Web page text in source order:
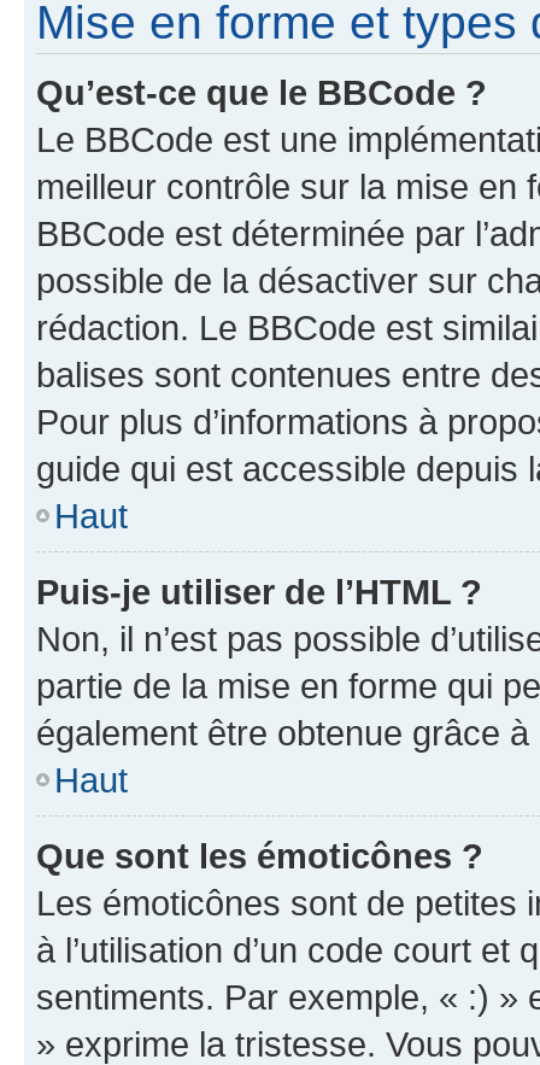
Mise en forme et types
Qu’est-ce que le BBCode ?
Le BBCode est une
meilleur contrôle sur la mise en
BBCode est déterminée par
possible de la désactiver sur
rédaction. Le BBCode est
balises sont contenues entre
Pour plus d’informations à
guide qui est accessible depuis
Haut
Puis-je utiliser de l’HTML ?
Non, il n’est pas possible
partie de la mise en forme qui
également être obtenue grâce à
Haut
Que sont les émoticônes ?
Les émoticônes sont de petites
à l’utilisation d’un code court et
sentiments. Par exemple, « :) »
» exprime la tristesse. Vous